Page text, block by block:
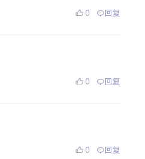
0 回复
0 回复
0 回复